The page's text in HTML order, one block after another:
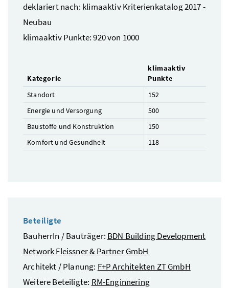
deklariert nach: klimaaktiv Kriterienkatalog 2017 -
Neubau
klimaaktiv Punkte: 920 von 1000
Kategorie
klimaaktiv
Punkte
Standort
152
Energie und Versorgung
500
Baustoffe und Konstruktion
150
Komfort und Gesundheit
118
Beteiligte
BauherrIn / Bauträger: BDN Building Development
Network Fleissner & Partner GmbH
Architekt / Planung: F+P Architekten ZT GmbH
Weitere Beteiligte: RM-Enginnering